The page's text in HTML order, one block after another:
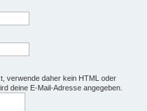
verwende daher kein HTML oder
deine E-Mail-Adresse angegeben.